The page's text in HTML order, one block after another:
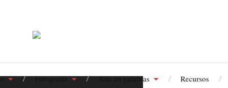
Fotografía Arte en palabras Recursos